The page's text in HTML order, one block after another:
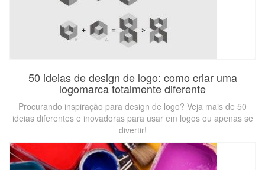
50 ideias de design de logo: como criar uma
logomarca totalmente diferente
Procurando inspiração para design de logo? Veja mais de 50
ideias diferentes e inovadoras para usar em logos ou apenas se
divertir!